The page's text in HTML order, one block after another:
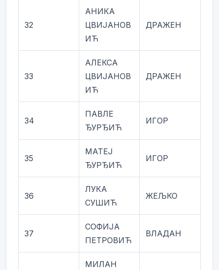
32
АНИКА
ЦВИЈАНОВ
ИЋ
ДРАЖЕН
33
АЛЕКСА
ЦВИЈАНОВ
ИЋ
ДРАЖЕН
34
ПАВЛЕ
ЂУРЂИЋ
ИГОР
35
МАТЕЈ
ЂУРЂИЋ
ИГОР
36
ЛУКА
СУШИЋ
ЖЕЉКО
37
СОФИЈА
ПЕТРОВИЋ
ВЛАДАН
МИЛАН